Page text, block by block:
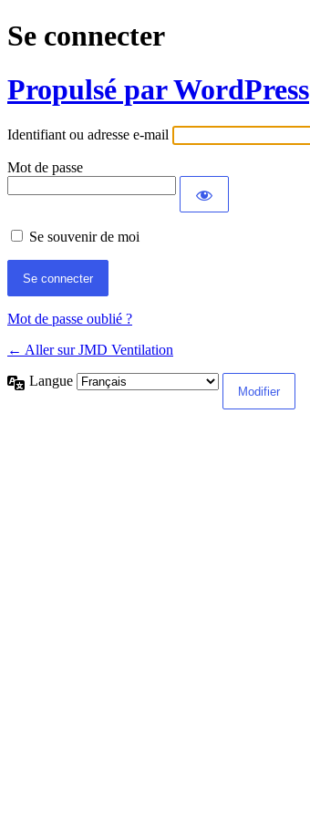
Se connecter
Propulsé par WordPress
Identifiant ou adresse e-mail
Mot de passe
Se souvenir de moi
Mot de passe oublié ?
← Aller sur JMD Ventilation
Langue